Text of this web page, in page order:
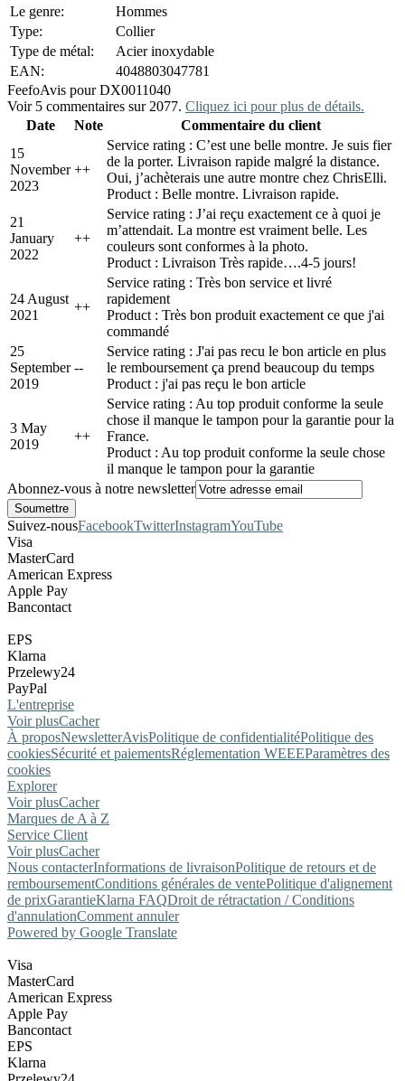
Le genre:
Hommes
Type:
Collier
Type de métal:
Acier inoxydable
EAN:
4048803047781
FeefoAvis pour DX0011040
Voir 5 commentaires sur 2077. Cliquez ici pour plus de détails.
Date
Note
Commentaire du client
15
November
2023
++
Service rating : C’est une belle montre. Je suis fier
de la porter. Livraison rapide malgré la distance.
Oui, j’achèterais une autre montre chez ChrisElli.
Product : Belle montre. Livraison rapide.
21
January
2022
++
Service rating : J’ai reçu exactement ce à quoi je
m’attendait. La montre est vraiment belle. Les
couleurs sont conformes à la photo.
Product : Livraison Très rapide….4-5 jours!
24 August
2021
++
Service rating : Très bon service et livré
rapidement
Product : Très bon produit exactement ce que j'ai
commandé
25
September
2019
--
Service rating : J'ai pas recu le bon article en plus
le remboursement ça prend beaucoup du temps
Product : j'ai pas reçu le bon article
3 May
2019
++
Service rating : Au top produit conforme la seule
chose il manque le tampon pour la garantie pour la
France.
Product : Au top produit conforme la seule chose
il manque le tampon pour la garantie
Abonnez-vous à notre newsletter
Suivez-nousFacebookTwitterInstagramYouTube
Visa
MasterCard
American Express
Apple Pay
Bancontact
EPS
Klarna
Przelewy24
PayPal
L'entreprise
Voir plusCacher
À proposNewsletterAvisPolitique de confidentialitéPolitique des
cookiesSécurité et paiementsRéglementation WEEEParamètres des
cookies
Explorer
Voir plusCacher
Marques de A à Z
Service Client
Voir plusCacher
Nous contacterInformations de livraisonPolitique de retours et de
remboursementConditions générales de ventePolitique d'alignement
de prixGarantieKlarna FAQDroit de rétractation / Conditions
d'annulationComment annuler
Powered by Google Translate
Visa
MasterCard
American Express
Apple Pay
Bancontact
EPS
Klarna